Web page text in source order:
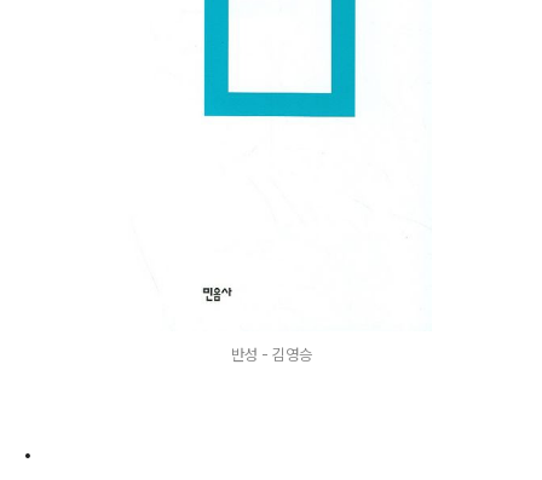
반성 - 김영승
•